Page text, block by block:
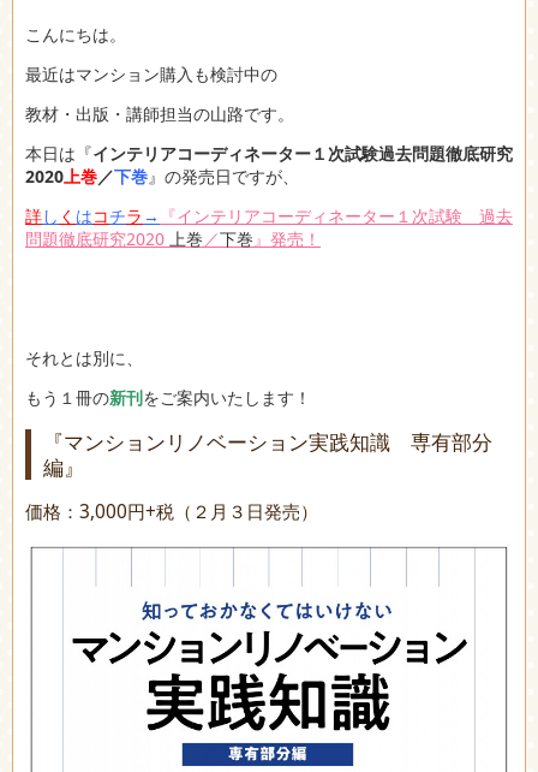
こんにちは。
最近はマンション購入も検討中の
教材・出版・講師担当の山路です。
本日は『インテリアコーディネーター１次試験過去問題徹底研究
2020上巻／下巻』の発売日ですが、
詳し く はコチラ → 『インテリアコーディネーター１次試験 過去
問題徹底研究2020 上巻／下巻』発売！
それとは別に、
もう１冊の新刊をご案内いたします！
『マンションリノベーション実践知識 専有部分
編』
価格：3,000円+税（２月３日発売）